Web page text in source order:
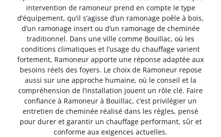
intervention de ramoneur prend en compte le type
d’équipement, qu’il s’agisse d’un ramonage poêle à bois,
d’un ramonage insert ou d’un ramonage de cheminée
traditionnel. Dans une ville comme Bouillac, où les
conditions climatiques et l’usage du chauffage varient
fortement, Ramoneur apporte une réponse adaptée aux
besoins réels des foyers. Le choix de Ramoneur repose
aussi sur une approche humaine, où le conseil et la
compréhension de l’installation jouent un rôle clé. Faire
confiance à Ramoneur à Bouillac, c’est privilégier un
entretien de cheminée réalisé dans les règles, pensé
pour durer et garantir un chauffage performant, sûr et
conforme aux exigences actuelles.